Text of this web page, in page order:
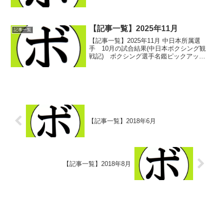
記事一覧 【記事一覧】2025年11月
【記事一覧】2025年11月 中日本所属選
手 10月の試合結果(中日本ボクシング観
戦記) ボクシング選手名鑑ピックアッ
【記事一覧】2018年6月
【記事一覧】2018年8月